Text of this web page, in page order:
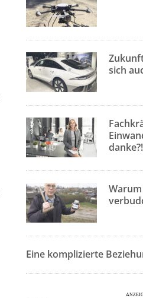
sich
Eine komplizierte